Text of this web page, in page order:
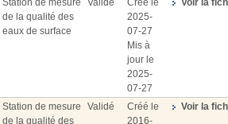
Station de mesure
de la qualité des
eaux de surface
Validé
Créé le
2025-
07-27
Mis à
jour le
2025-
07-27
Voir la
Station de mesure
de la qualité des
Validé
Créé le
2016-
Voir la